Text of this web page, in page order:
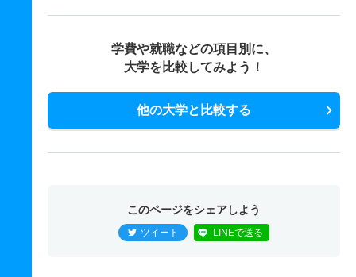
学費や就職などの項目別に、
大学を比較してみよう！
他の大学と比較する
このページをシェアしよう
ツイート LINEで送る